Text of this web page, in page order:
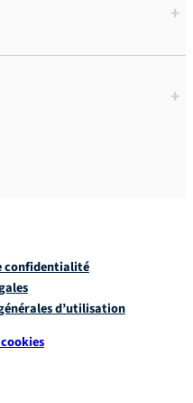
+
+
confidentialité
d’utilisation